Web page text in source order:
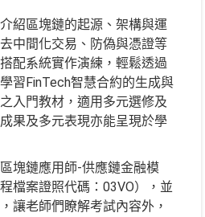
紹區塊鏈的起源、架構與運
中間化交易、防偽與憑證等
配系統實作演練，輕鬆透過
習FinTech智慧合約的生成與
入門教材，適用多元選修及
果及多元表現亦能呈現於學
塊鏈應用師-供應鏈金融模
檔案證照代碼：03VO），並
讓老師們瞭解考試內容外，